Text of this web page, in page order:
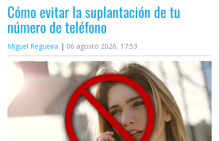
Cómo evitar la suplantación de tu
número de teléfono
Miguel Regueira 06 agosto 2026, 17:53